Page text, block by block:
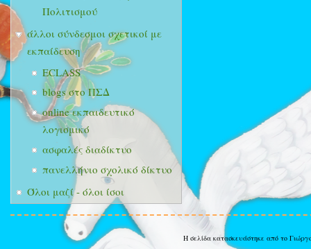
Πολιτισμού
άλλοι σύνδεσμοι σχετικοί με
εκπαίδευση
ECLASS
blogs στο ΠΣΔ
online εκπαιδευτικό
λογισμικό
ασφαλές διαδίκτυο
πανελλήνιο σχολικό δίκτυο
Όλοι μαζί - όλοι ίσοι
Η σελίδα κατασκευάστηκε από το